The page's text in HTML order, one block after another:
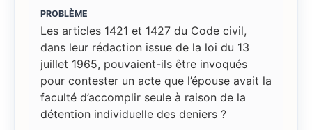
PROBLÈME
Les articles 1421 et 1427 du Code civil,
dans leur rédaction issue de la loi du 13
juillet 1965, pouvaient-ils être invoqués
pour contester un acte que l’épouse avait la
faculté d’accomplir seule à raison de la
détention individuelle des deniers ?